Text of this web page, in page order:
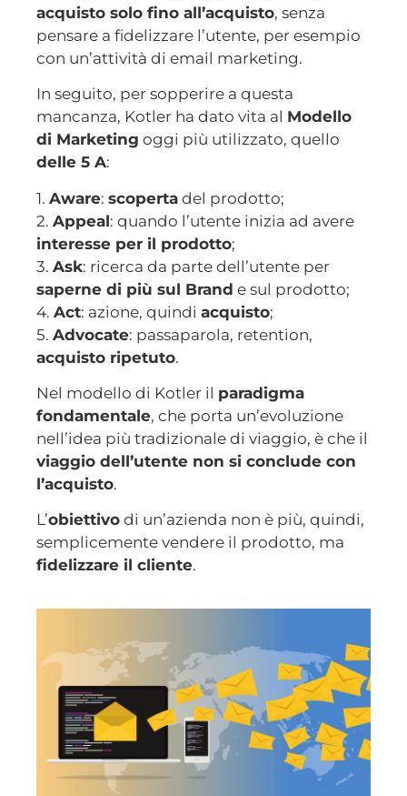
acquisto solo fino all’acquisto, senza
pensare a fidelizzare l’utente, per esempio
con un’attività di email marketing.
In seguito, per sopperire a questa
mancanza, Kotler ha dato vita al Modello
di Marketing oggi più utilizzato, quello
delle 5 A:
1. Aware: scoperta del prodotto;
2. Appeal: quando l’utente inizia ad avere
interesse per il prodotto;
3. Ask: ricerca da parte dell’utente per
saperne di più sul Brand e sul prodotto;
4. Act: azione, quindi acquisto;
5. Advocate: passaparola, retention,
acquisto ripetuto.
Nel modello di Kotler il paradigma
fondamentale, che porta un’evoluzione
nell’idea più tradizionale di viaggio, è che il
viaggio dell’utente non si conclude con
l’acquisto.
L’obiettivo di un’azienda non è più, quindi,
semplicemente vendere il prodotto, ma
fidelizzare il cliente.